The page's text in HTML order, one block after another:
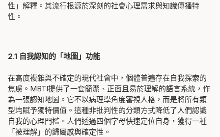
性」解釋。其流行根源於深刻的社會心理需求與知識傳播特
性。
2.1 自我認知的「地圖」功能
在高度複雜與不確定的現代社會中，個體普遍存在自我探索的
焦慮。MBTI提供了一套簡潔、正面且易於理解的語言系統，作
為一張認知地圖。它不以病理學角度審視人格，而是將所有類
型均賦予獨特價值。這種非批判性的分類方式降低了人們認識
自我的心理門檻。人們透過四個字母快速定位自身，獲得一種
「被理解」的歸屬感與確定性。